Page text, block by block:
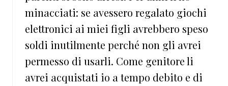
minacciati: se avessero regalato giochi
elettronici ai miei figli avrebbero speso
soldi inutilmente perché non gli avrei
permesso di usarli. Come genitore li
avrei acquistati io a tempo debito e di